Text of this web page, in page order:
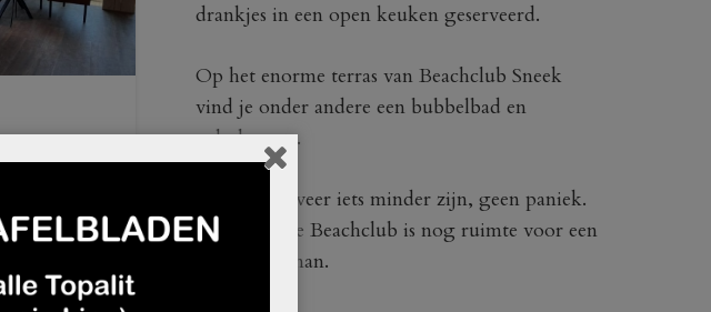
drankjes in een open keuken geserveerd.
Op het enorme terras van Beachclub Sneek
vind je onder andere een bubbelbad en
palmbomen.
Mocht het weer iets minder zijn, geen paniek.
Binnen in de Beachclub is nog ruimte voor een
kleine 150 man.